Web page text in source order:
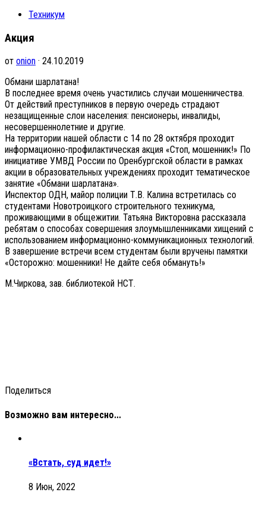
Техникум
Акция
от onion · 24.10.2019
Обмани шарлатана!
В последнее время очень участились случаи мошенничества.
От действий преступников в первую очередь страдают
незащищенные слои населения: пенсионеры, инвалиды,
несовершеннолетние и другие.
На территории нашей области с 14 по 28 октября проходит
информационно-профилактическая акция «Стоп, мошенник!» По
инициативе УМВД России по Оренбургской области в рамках
акции в образовательных учреждениях проходит тематическое
занятие «Обмани шарлатана».
Инспектор ОДН, майор полиции Т.В. Калина встретилась со
студентами Новотроицкого строительного техникума,
проживающими в общежитии. Татьяна Викторовна рассказала
ребятам о способах совершения злоумышленниками хищений с
использованием информационно-коммуникационных технологий.
В завершение встречи всем студентам были вручены памятки
«Осторожно: мошенники! Не дайте себя обмануть!»
М.Чиркова, зав. библиотекой НСТ.
Поделиться
Возможно вам интересно...
«Встать, суд идет!»
8 Июн, 2022